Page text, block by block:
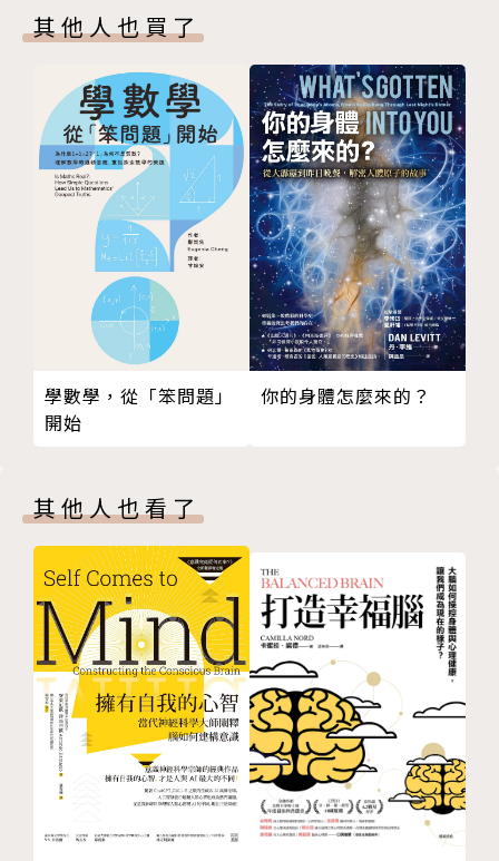
的美糧而不掠奪多取，每年種植上千棵樹以恢復附近森
林的生態完整性；樸實的木屋生活，幫助他形成了對待
土地與自然的倫理觀念。
李奧帕德追尋在過度物質化的現代社會所失落的靈性生
活，寫下鄉居歲月中深邃的心靈體驗與自然生態的微物
之美。從多年在森林、荒野對野生動植物的生態考察，
他體認到，人類並非萬物的主宰，而只是生態體系的一
員，「我以為狼的減少意味著鹿會增多，因此狼的消失
便意味著獵人的天堂，但是，在看了〔母狼眼中〕那綠
色的火燄熄滅後，我明白狼和山都不會同意這個想
法。」他提醒我們必須學會「像山一樣思考」 ──野
性（Wilderness），蘊藏著世界的救贖。
第二部「地景之書」、第三部「鄉野沉思」、第四部
「荒野之歌」，李奧帕德將自己多年野外工作和林業管
理工作的經驗，與哲學、生態學、倫理學的觀點融合在
一起，提出了「生態平等」、「土地倫理」（Land Et
hic）、「土地是社群」（Land is a community）的
劃時代觀念，亦即土地不是商品，而是由動物、植物、
土壤、水和人類共同組成的，人類只是這個社群中的一
員，必須與其他成員互賴共生——只有當我們對土地有
感覺、了解和接觸，才能產生愛和尊重。
著述之餘，李奧帕德在美國創立「荒野學會」，推動保
護日漸縮小的荒野大地與荒野上的自由生命。他的寫作
和行動影響擴及全球，迄今未歇。
October 暗金色
December 家園的範圍
第二部 地景之書
Wisconsin 威斯康辛州
Illinois and Iowa 伊利諾州和愛荷華州
Arizona and New Mexico 亞利桑那州和新墨西哥州
Chihuahua and Sonora 墨西哥契瓦瓦和索諾拉
Oregon and Utah 奧勒岡州和猶他州
Manitoba 加拿大曼尼托巴
第三部 鄉野沉思
Country 鄉野
A Man's Leisure Time 閒暇時間
The Round River 環河
Wildlife in American Culture 美國文化中的野生動
植物
The Deer Swath 鹿徑
Goose Music 大雁的音樂
第四部 荒野之歌
The Land Ethic 土地倫理
Wilderness 荒野
Conservation Esthetic 自然環境保護美學
附錄Ⅰ 作者生平
譯後記
聆聽自然的聲音。紙上讀書會
附錄Ⅱ 本書動植物名稱．中英對照
其他人也買了
學數學，從「笨問題」
開始
你的身體怎麼來的？
其他人也看了